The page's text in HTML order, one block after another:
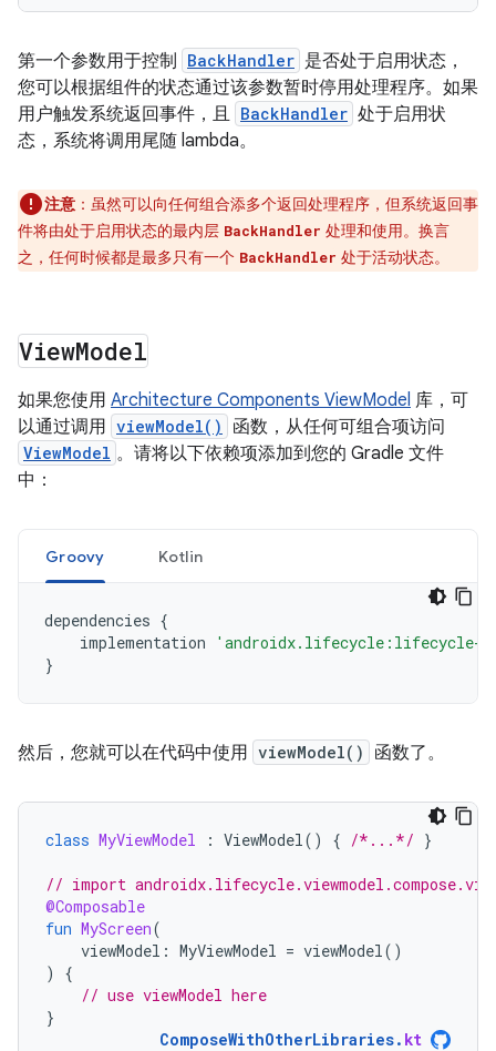
第一个参数用于控制 BackHandler 是否处于启用状态，
您可以根据组件的状态通过该参数暂时停用处理程序。如果
用户触发系统返回事件，且 BackHandler 处于启用状
态，系统将调用尾随 lambda。
注意 ：虽然可以向任何组合添多个返回处理程序，但系统返回事
件将由处于启用状态的最内层 BackHandler 处理和使用。 换言
之，任何时候都是最多只有一个 BackHandler 处于活动状态。
ViewModel
如果您使用 Architecture Components ViewModel 库，可
以通过调用 viewModel() 函数，从任何可组合项访问
ViewModel 。请将以下依赖项添加到您的 Gradle 文件
中：
Groovy Kotlin
dependencies {
implementation
'androidx.lifecycle:lifecycle-
}
然后，您就可以在代码中使用 viewModel() 函数了。
class MyViewModel : ViewModel() { /*...*/ }
// import
@Composable
fun MyScreen(
viewModel : MyViewModel = viewModel()
)
{
// use viewModel here
}
ComposeWithOtherLibraries. kt